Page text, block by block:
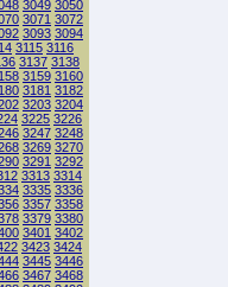
3049 3050
3071 3072
3093 3094
3115 3116
3137 3138
3159 3160
3181 3182
3203 3204
3225 3226
3247 3248
3269 3270
3291 3292
3313 3314
3335 3336
3357 3358
3379 3380
3401 3402
3423 3424
3445 3446
3467 3468